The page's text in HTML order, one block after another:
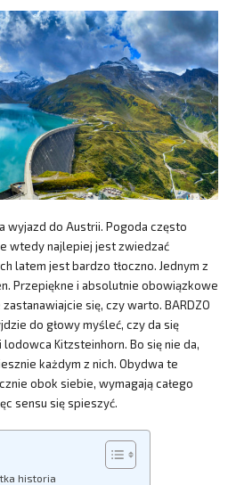
wyjazd do Austrii. Pogoda często
wtedy najlepiej jest zwiedzać
latem jest bardzo tłoczno. Jednym z
Przepiękne i absolutnie obowiązkowe
się, czy warto. BARDZO
do głowy myśleć, czy da się
Kitzsteinhorn. Bo się nie da,
każdym z nich. Obydwa te
obok siebie, wymagają całego
sensu się spieszyć.
historia